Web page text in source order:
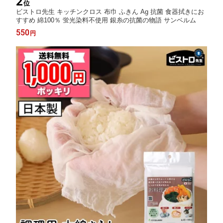
位
ビストロ先生 キッチンクロス 布巾 ふきん Ag 抗菌 食器拭きにお
すすめ 綿100％ 蛍光染料不使用 銀糸の抗菌の物語 サンベルム
550 円